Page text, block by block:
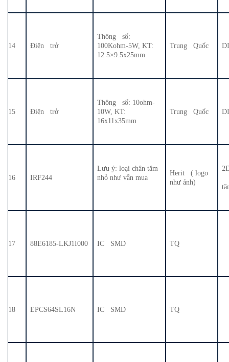
14 Điện trở
Thông số:
100Kohm-5W, KT:
12.5×9.5x25mm
Trung Quốc
15 Điện trở
Thông số: 10ohm-
10W, KT:
16x11x35mm
Trung Quốc
16 IRF244
Lưu ý: loại chân tăm
nhỏ như vẫn mua
Herit ( logo
như ảnh)
17 88E6185-LKJ1I000 IC SMD TQ
18 EPCS64SL16N IC SMD TQ